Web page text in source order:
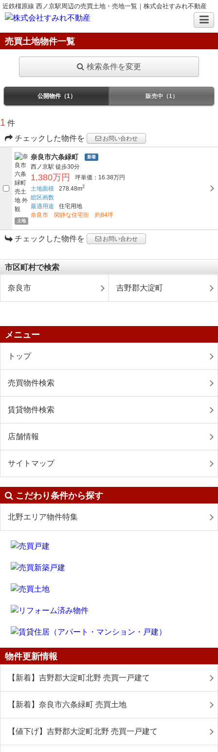
近鉄橿原線 西ノ京駅周辺の売買土地・売地一覧｜株式会社すみれ不動産
売買土地物件一覧
検索条件を変更
公開物件（1） 販売中（1）
1 件
チェックした物件を
お問い合わせ
土地
奈良市六条緑町 新着
西ノ京駅 徒歩30分
1,380万円
坪単価：16.38万円
土地面積
278.48m2
総区画数
最適用途
住宅用地
奈良市 閑静な住宅街 約84坪
チェックした物件を お問い合わせ
市区町村で検索
奈良市 吉野郡大淀町
メニュー
トップ
売買物件検索
賃貸物件検索
店舗情報
サイトマップ
こだわり条件から探す
北野エリア物件特集
物件更新情報
【新着】吉野郡大淀町北野 売買一戸建て
【新着】奈良市六条緑町 売買土地
【値下げ】吉野郡大淀町北野 売買一戸建て